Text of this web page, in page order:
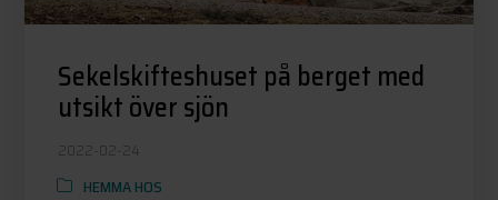
Sekelskifteshuset på berget med
utsikt över sjön
2022-02-24
HEMMA HOS